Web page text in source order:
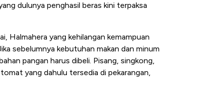
dulunya penghasil beras kini terpaksa
Halmahera yang kehilangan kemampuan
sebelumnya kebutuhan makan dan minum
pangan harus dibeli. Pisang, singkong,
yang dahulu tersedia di pekarangan,